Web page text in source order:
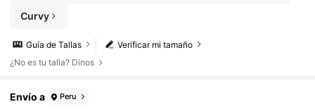
Curvy
Verificar mi tamaño
Guía de Tallas
¿No es tu talla? Dinos
Envío a Peru